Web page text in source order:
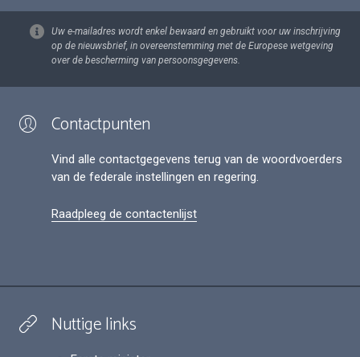
Uw e-mailadres wordt enkel bewaard en gebruikt voor uw inschrijving
op de nieuwsbrief, in overeenstemming met de Europese wetgeving
over de bescherming van persoonsgegevens.
Contactpunten
Vind alle contactgegevens terug van de woordvoerders
van de federale instellingen en regering.
Raadpleeg de contactenlijst
Nuttige links